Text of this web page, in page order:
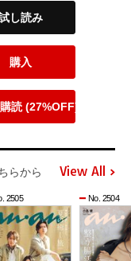
し読み
購入
読 (27%OFF)
らから View All
2505 No. 2504